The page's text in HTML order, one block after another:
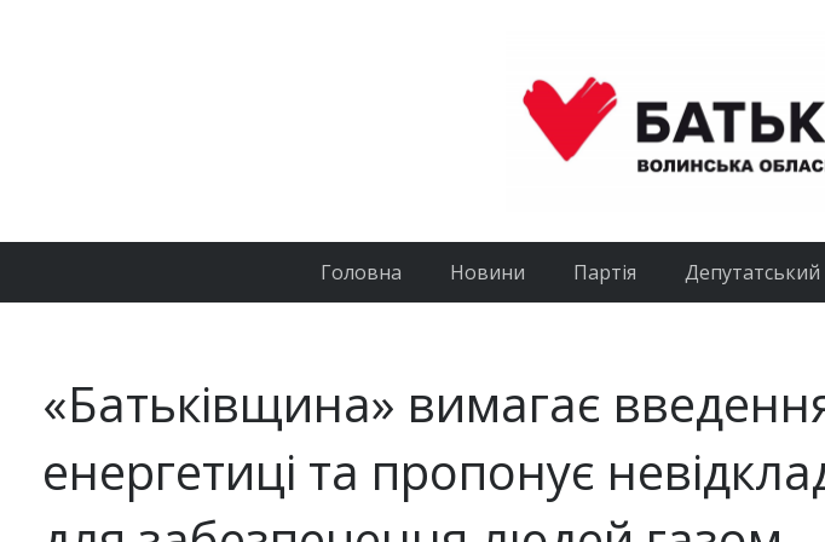
Головна Новини Партія Депутатський
«Батьківщина» вимагає
енергетиці та пропонує